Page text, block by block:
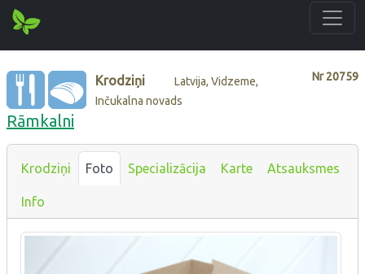
Nr20759
Krodziņi
Latvija, Vidzeme,
Inčukalna novads
Rāmkalni
Krodziņi Foto Specializācija Karte Atsauksmes
Info